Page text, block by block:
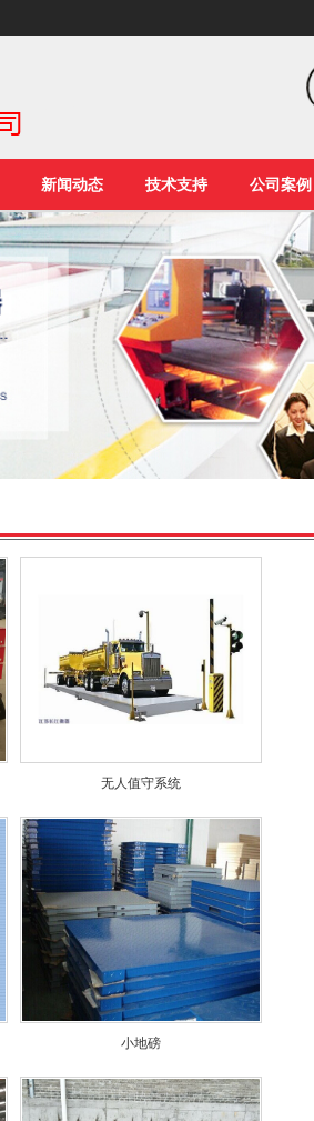
新闻动态 技术支持 公司案例
无人值守系统
小地磅